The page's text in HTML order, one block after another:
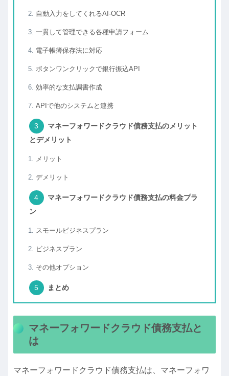
自動入力をしてくれるAI‐OCR
一貫して管理できる各種申請フォーム
電子帳簿保存法に対応
ボタンワンクリックで銀行振込API
効率的な支払調書作成
APIで他のシステムと連携
マネーフォワードクラウド債務支払のメリット
とデメリット
メリット
デメリット
マネーフォワードクラウド債務支払の料金プラ
ン
スモールビジネスプラン
ビジネスプラン
その他オプション
まとめ
マネーフォワードクラウド債務支払と
は
マネーフォワードクラウド債務支払は、マネーフォワ